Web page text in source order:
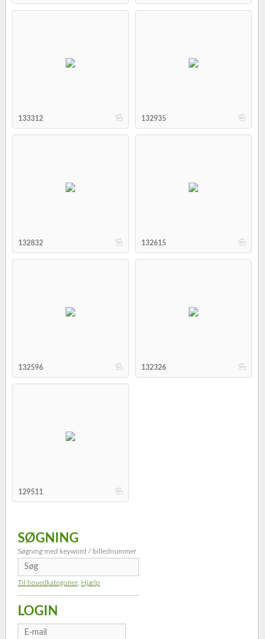
b
133312 b
132935
b
132832 b
132615
b
132596 b
132326
b
129511
SØGNING
Søgning med keyword / billednummer
Til hovedkategorier Hjælp
LOGIN